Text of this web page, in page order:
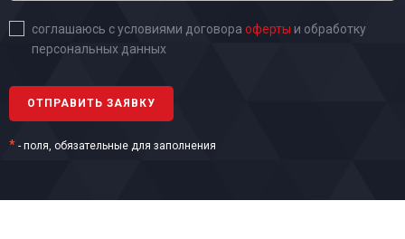
соглашаюсь с условиями договора оферты и обработку
персональных данных
* - поля, обязательные для заполнения